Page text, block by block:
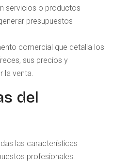
servicios o productos
presupuestos
comercial que detalla los
sus precios y
la venta.
del
las características
profesionales.